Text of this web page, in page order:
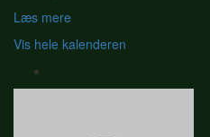
Læs mere
Vis hele kalenderen